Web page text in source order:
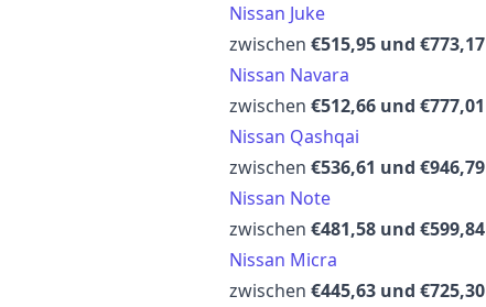
Nissan Juke
zwischen €515,95 und €773,17
Nissan Navara
zwischen €512,66 und €777,01
Nissan Qashqai
zwischen €536,61 und €946,79
Nissan Note
zwischen €481,58 und €599,84
Nissan Micra
zwischen €445,63 und €725,30